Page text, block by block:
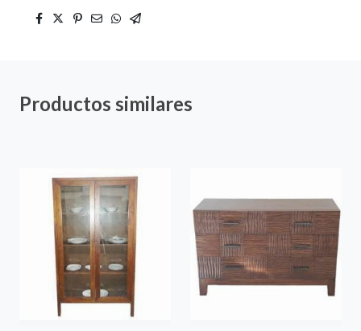
Productos similares